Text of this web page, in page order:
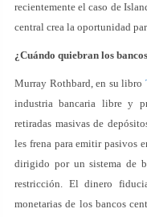
recientemente el caso de
central crea la oportunidad
¿Cuándo quiebran los
Murray Rothbard, en su libro
industria bancaria libre y
retiradas masivas de
les frena para emitir pasivos
dirigido por un sistema de
restricción. El dinero
monetarias de los bancos